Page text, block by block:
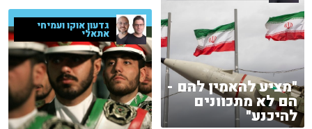
"מציע להאמין להם -
הם לא מתכוונים
להיכנע"
גדעון אוקו ועמיחי
אתאלי